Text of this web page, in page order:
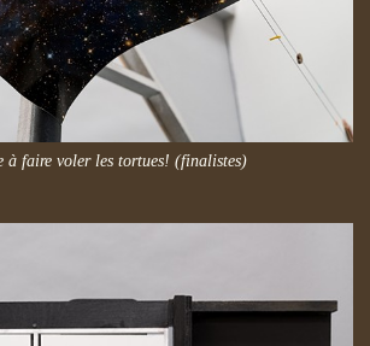
à faire voler les tortues! (finalistes)